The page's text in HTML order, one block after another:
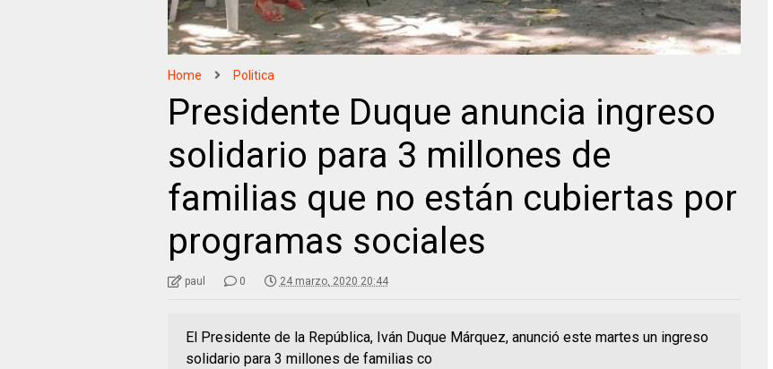
Home Politica
Presidente Duque anuncia ingreso
solidario para 3 millones de
familias que no están cubiertas por
programas sociales
paul 0 24 marzo, 2020 20:44
El Presidente de la República, Iván Duque Márquez, anunció este martes un ingreso
solidario para 3 millones de familias co